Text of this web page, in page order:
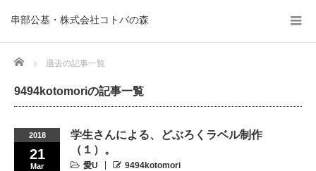
串部公基・株式会社コトバの森
Home 過去の記事一覧
9494kotomoriの記事一覧
2018
21
Mar
学生さんによる、どぶろくラベル制作
（１）。
愛U 9494kotomori